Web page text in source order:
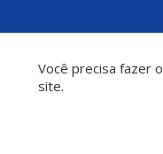
Você precisa fazer o
site.